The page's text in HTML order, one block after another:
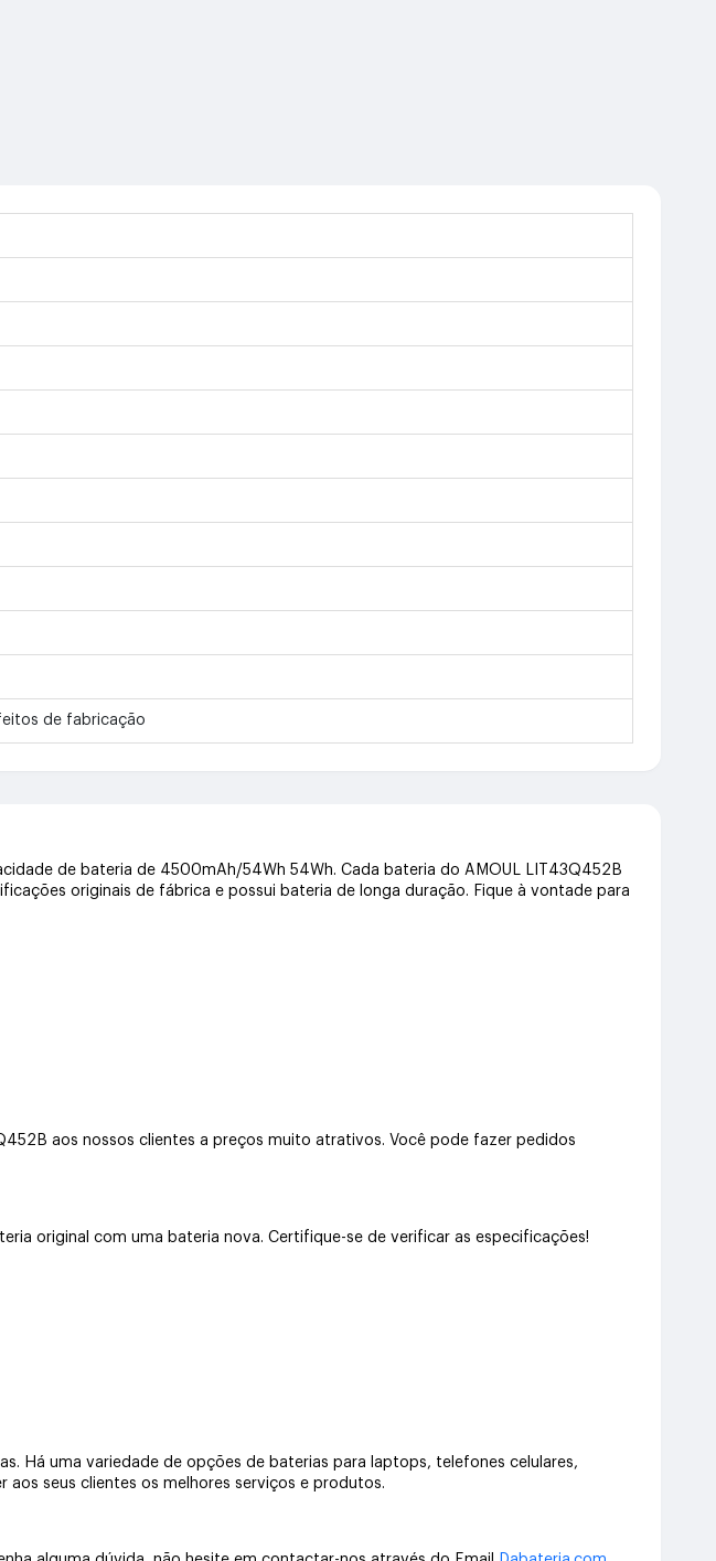
de fabricação
de bateria de 4500mAh/54Wh 54Wh. Cada bateria do AMOUL LIT43Q452B
originais de fábrica e possui bateria de longa duração. Fique à vontade para
aos nossos clientes a preços muito atrativos. Você pode fazer pedidos
original com uma bateria nova. Certifique-se de verificar as especificações!
Há uma variedade de opções de baterias para laptops, telefones celulares,
seus clientes os melhores serviços e produtos.